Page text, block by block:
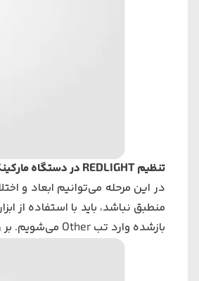
تنظیم REDLIGHT در دستگاه مارکینگ: گزینه
در این مرحله می‌توانیم ابعاد و
منطبق نباشد، باید با استفاده‌ از
بازشده وارد تب Other می‌شویم.